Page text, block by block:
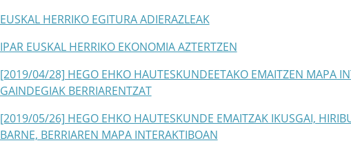
EUSKAL HERRIKO EGITURA ADIERAZLEAK
IPAR EUSKAL HERRIKO EKONOMIA AZTERTZEN
[2019/04/28] HEGO EHKO HAUTESKUNDEETAKO EMAITZEN MAPA
GAINDEGIAK BERRIARENTZAT
[2019/05/26] HEGO EHKO HAUTESKUNDE EMAITZAK IKUSGAI,
BARNE, BERRIAREN MAPA INTERAKTIBOAN